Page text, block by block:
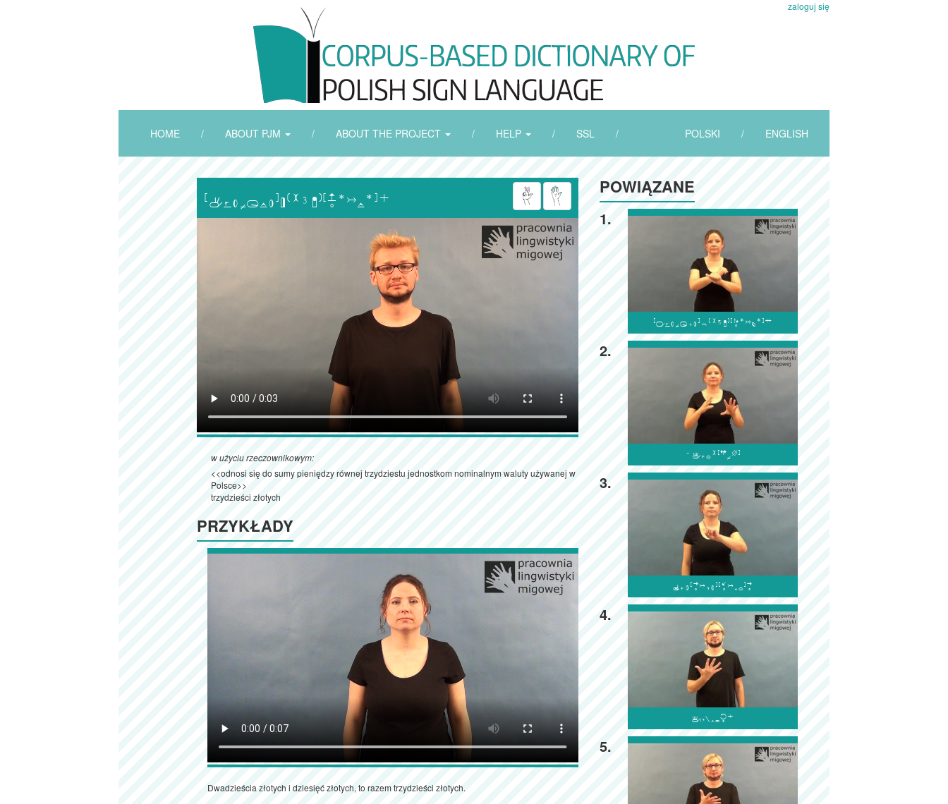
zaloguj się
HOME / ABOUT PJM / ABOUT THE PROJECT / HELP / SSL / POLSKI / ENGLISH

w użyciu rzeczownikowym:
<<odnosi się do sumy pieniędzy równej trzydziestu jednostkom nominalnym waluty używanej w
Polsce>>
trzydzieści złotych
PRZYKŁADY
Dwadzieścia złotych i dziesięć złotych, to razem trzydzieści złotych.
POWIĄZANE
1.

2.

3.

4.

5.